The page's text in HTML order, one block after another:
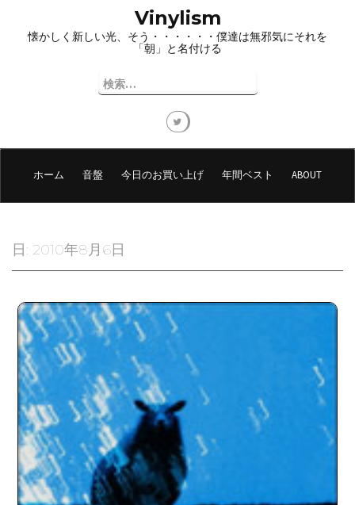
プ
Vinylism
懐かしく新しい光、そう・・・・・・僕達は無邪気にそれを
「朝」と名付ける
検
索:
ホーム 音盤 今日のお買い上げ 年間ベスト ABOUT
日: 2010年8月6日